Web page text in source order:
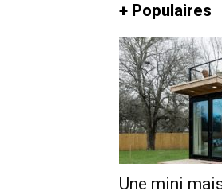
+ Populaires
Une mini